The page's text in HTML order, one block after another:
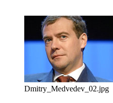
Dmitry_Medvedev_02.jpg